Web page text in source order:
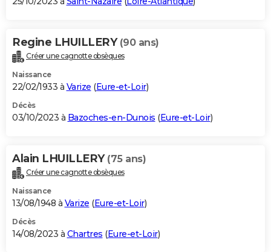
Regine LHUILLERY (90 ans)
Créer une cagnotte obsèques
Naissance
22/02/1933 à Varize (Eure-et-Loir)
Décès
03/10/2023 à Bazoches-en-Dunois (Eure-et-Loir)
Alain LHUILLERY (75 ans)
Créer une cagnotte obsèques
Naissance
13/08/1948 à Varize (Eure-et-Loir)
Décès
14/08/2023 à Chartres (Eure-et-Loir)